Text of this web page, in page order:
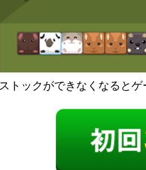
ストックができなくなるとゲ